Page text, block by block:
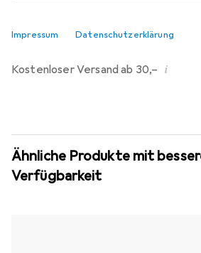
Impressum Datenschutzerklärung
Vergleichen
Kostenloser Versand ab 30,– i
Ähnliche Produkte mit
Verfügbarkeit